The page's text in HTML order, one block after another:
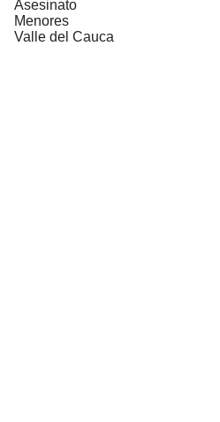
Asesinato
Menores
Valle del Cauca